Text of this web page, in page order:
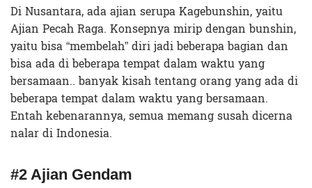
Di Nusantara, ada ajian serupa Kagebunshin, yaitu
Ajian Pecah Raga. Konsepnya mirip dengan bunshin,
yaitu bisa “membelah” diri jadi beberapa bagian dan
bisa ada di beberapa tempat dalam waktu yang
bersamaan.. banyak kisah tentang orang yang ada di
beberapa tempat dalam waktu yang bersamaan.
Entah kebenarannya, semua memang susah dicerna
nalar di Indonesia.
#2 Ajian Gendam